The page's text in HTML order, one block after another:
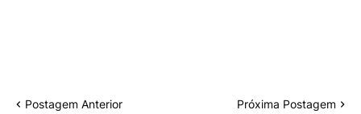
Postagem Anterior Próxima Postagem